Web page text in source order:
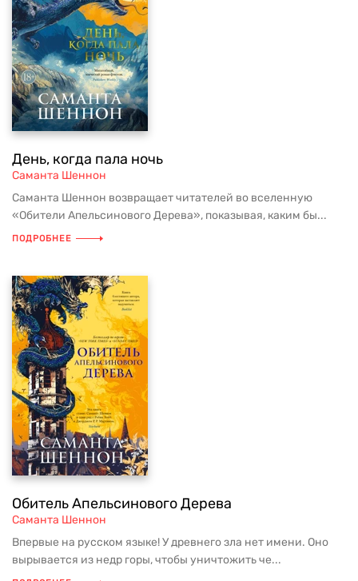
День, когда пала ночь
Саманта Шеннон
Саманта Шеннон возвращает читателей во вселенную
«Обители Апельсинового Дерева», показывая, каким бы...
ПОДРОБНЕЕ
Обитель Апельсинового Дерева
Саманта Шеннон
Впервые на русском языке! У древнего зла нет имени. Оно
вырывается из недр горы, чтобы уничтожить че...